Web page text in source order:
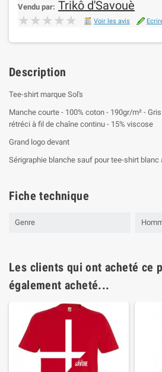
Vendu par: Trikô d'Savouè
★★★★★
★★★★★ Voir les avis
Description
Tee-shirt marque Sol's
Manche courte - 100% coton - 190gr/m² -
rétréci à fil de chaîne continu - 15% viscose
Grand logo devant
Sérigraphie blanche sauf pour tee-shirt blanc
Fiche technique
Genre
Les clients qui ont acheté ce
également acheté...